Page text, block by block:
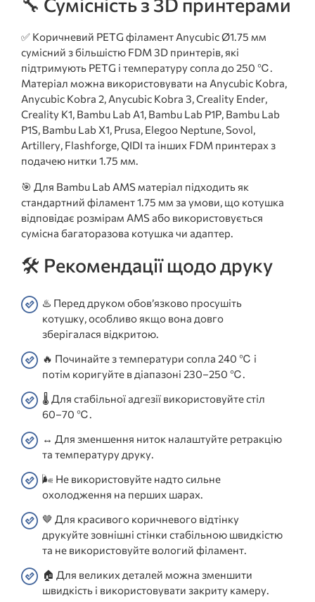
🔧 Сумісність з 3D принтерами
✅ Коричневий PETG філамент Anycubic Ø1.75 мм
сумісний з більшістю FDM 3D принтерів, які
підтримують PETG і температуру сопла до 250 ℃.
Матеріал можна використовувати на Anycubic Kobra,
Anycubic Kobra 2, Anycubic Kobra 3, Creality Ender,
Creality K1, Bambu Lab A1, Bambu Lab P1P, Bambu Lab
P1S, Bambu Lab X1, Prusa, Elegoo Neptune, Sovol,
Artillery, Flashforge, QIDI та інших FDM принтерах з
подачею нитки 1.75 мм.
🎯 Для Bambu Lab AMS матеріал підходить як
стандартний філамент 1.75 мм за умови, що котушка
відповідає розмірам AMS або використовується
сумісна багаторазова котушка чи адаптер.
🛠️ Рекомендації щодо друку
♨️ Перед друком обов’язково просушіть
котушку, особливо якщо вона довго
зберігалася відкритою.
🔥 Починайте з температури сопла 240 ℃ і
потім коригуйте в діапазоні 230–250 ℃.
🌡️ Для стабільної адгезії використовуйте стіл
60–70 ℃.
↔️ Для зменшення ниток налаштуйте ретракцію
та температуру друку.
🌬️ Не використовуйте надто сильне
охолодження на перших шарах.
🤎 Для красивого коричневого відтінку
друкуйте зовнішні стінки стабільною швидкістю
та не використовуйте вологий філамент.
🏠 Для великих деталей можна зменшити
швидкість і використовувати закриту камеру.